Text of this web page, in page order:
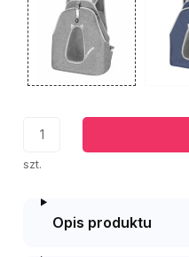
szt.
Opis produktu